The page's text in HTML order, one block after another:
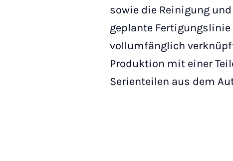
sowie die Reinigung
geplante
vollumfänglich
Produktion mit einer
Serienteilen aus dem